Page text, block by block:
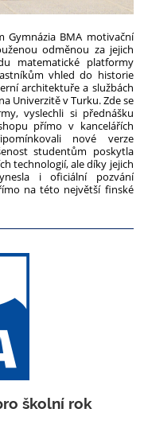
Gymnázia BMA motivační
odměnou za jejich
matematické platformy
vhled do historie
architektuře a službách
Univerzitě v Turku. Zde se
vyslechli si přednášku
přímo v kancelářích
nové verze
studentům poskytla
technologií, ale díky jejich
i oficiální pozvání
na této největší finské
školní rok